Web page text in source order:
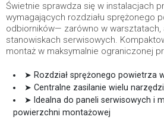
Świetnie sprawdza się w instalacjach
wymagających rozdziału sprężonego
odbiorników— zarówno w warsztatach,
stanowiskach serwisowych.
montaż w maksymalnie ograniczonej
➤ Rozdział sprężonego powietrza
➤ Centralne zasilanie wielu
➤ Idealna do paneli serwisowych i
powierzchni montażowej